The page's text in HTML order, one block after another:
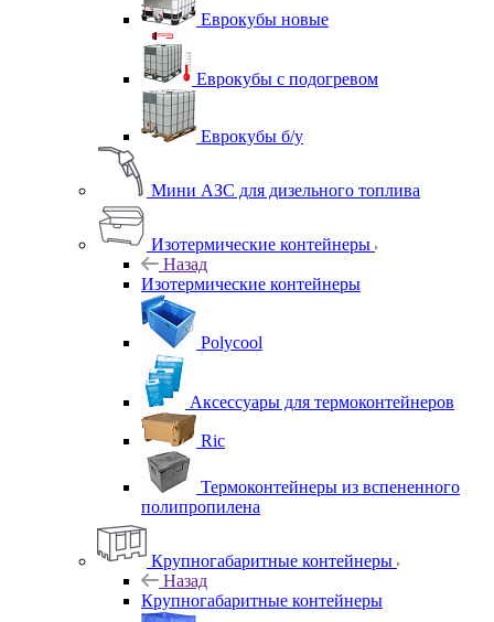
Еврокубы новые
Еврокубы с подогревом
Еврокубы б/у
Мини АЗС для дизельного топлива
Изотермические контейнеры
Назад
Изотермические контейнеры
Polycool
Аксессуары для термоконтейнеров
Ric
Термоконтейнеры из вспененного
полипропилена
Крупногабаритные контейнеры
Назад
Крупногабаритные контейнеры